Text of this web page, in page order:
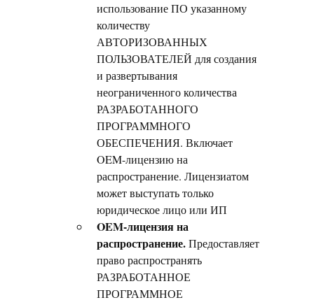
использование ПО указанному
количеству
АВТОРИЗОВАННЫХ
ПОЛЬЗОВАТЕЛЕЙ для создания
и развертывания
неограниченного количества
РАЗРАБОТАННОГО
ПРОГРАММНОГО
ОБЕСПЕЧЕНИЯ. Включает
OEM-лицензию на
распространение. Лицензиатом
может выступать только
юридическое лицо или ИП
OEM-лицензия на
распространение.Предоставляет
право распространять
РАЗРАБОТАННОЕ
ПРОГРАММНОЕ